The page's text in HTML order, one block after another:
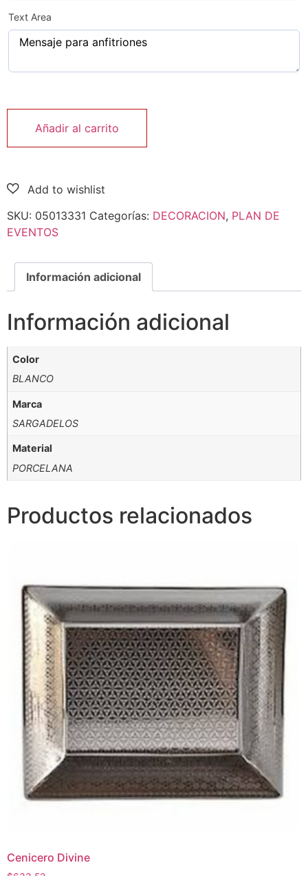
Text Area
Añadir al carrito
SKU: 05013331 Categorías: DECORACION, PLAN DE
EVENTOS
Información adicional
Información adicional
Color
BLANCO
Marca
SARGADELOS
Material
PORCELANA
Productos relacionados
Cenicero Divine